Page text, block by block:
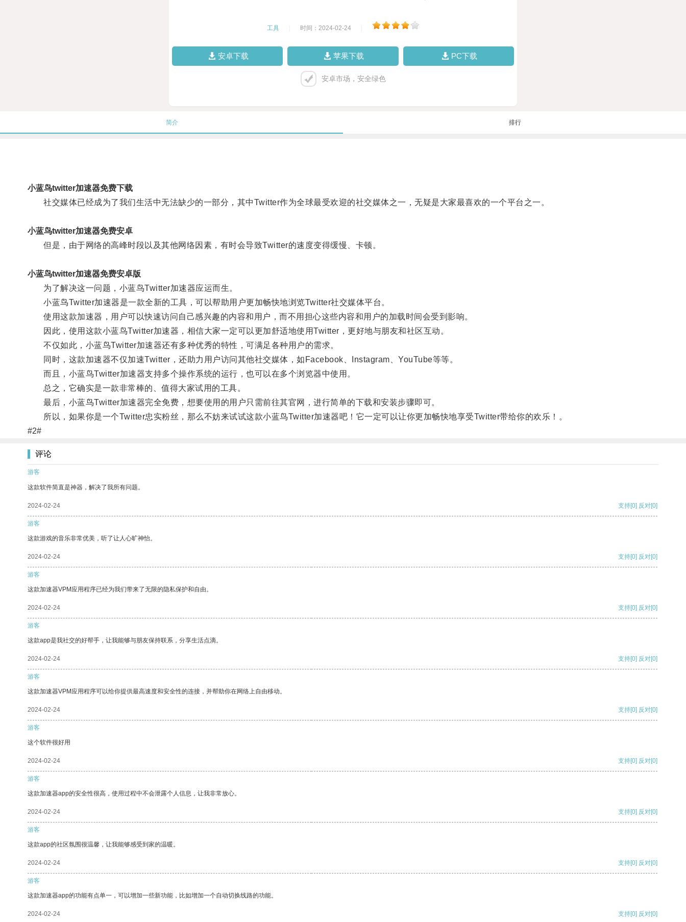
工具 时间：2024-02-24
安卓下载 苹果下载 PC下载
安卓市场，安全绿色
简介 排行
小蓝鸟twitter加速器免费下载
社交媒体已经成为了我们生活中无法缺少的一部分，其中Twitter作为全球最受欢迎的社交媒体之一，无疑是大家最喜欢的一个平台之一。
小蓝鸟twitter加速器免费安卓
但是，由于网络的高峰时段以及其他网络因素，有时会导致Twitter的速度变得缓慢、卡顿。
小蓝鸟twitter加速器免费安卓版
为了解决这一问题，小蓝鸟Twitter加速器应运而生。
小蓝鸟Twitter加速器是一款全新的工具，可以帮助用户更加畅快地浏览Twitter社交媒体平台。
使用这款加速器，用户可以快速访问自己感兴趣的内容和用户，而不用担心这些内容和用户的加载时间会受到影响。
因此，使用这款小蓝鸟Twitter加速器，相信大家一定可以更加舒适地使用Twitter，更好地与朋友和社区互动。
不仅如此，小蓝鸟Twitter加速器还有多种优秀的特性，可满足各种用户的需求。
同时，这款加速器不仅加速Twitter，还助力用户访问其他社交媒体，如Facebook、Instagram、YouTube等等。
而且，小蓝鸟Twitter加速器支持多个操作系统的运行，也可以在多个浏览器中使用。
总之，它确实是一款非常棒的、值得大家试用的工具。
最后，小蓝鸟Twitter加速器完全免费，想要使用的用户只需前往其官网，进行简单的下载和安装步骤即可。
所以，如果你是一个Twitter忠实粉丝，那么不妨来试试这款小蓝鸟Twitter加速器吧！它一定可以让你更加畅快地享受Twitter带给你的欢乐！。
#2#
评论
游客
这款软件简直是神器，解决了我所有问题。
2024-02-24 支持[0] 反对[0]
游客
这款游戏的音乐非常优美，听了让人心旷神怡。
2024-02-24 支持[0] 反对[0]
游客
这款加速器VPM应用程序已经为我们带来了无限的隐私保护和自由。
2024-02-24 支持[0] 反对[0]
游客
这款app是我社交的好帮手，让我能够与朋友保持联系，分享生活点滴。
2024-02-24 支持[0] 反对[0]
游客
这款加速器VPM应用程序可以给你提供最高速度和安全性的连接，并帮助你在网络上自由移动。
2024-02-24 支持[0] 反对[0]
游客
这个软件很好用
2024-02-24 支持[0] 反对[0]
游客
这款加速器app的安全性很高，使用过程中不会泄露个人信息，让我非常放心。
2024-02-24 支持[0] 反对[0]
游客
这款app的社区氛围很温馨，让我能够感受到家的温暖。
2024-02-24 支持[0] 反对[0]
游客
这款加速器app的功能有点单一，可以增加一些新功能，比如增加一个自动切换线路的功能。
2024-02-24 支持[0] 反对[0]